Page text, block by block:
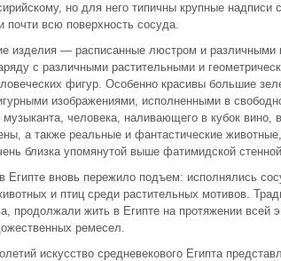
но для него типичны крупные надпи­си
всю поверхность сосуда.
изделия — расписанные люстром и
с различными растительными и
фигур. Особенно красивы большие
изображениями, исполненными в
человека, наливаю­щего в кубок вино,
а также реаль­ные и фантастиче­ские
близка упомянутой выше фатимидской
Египте вновь пережило подъем: исполнялись
и птиц среди растительных мотивов.
продолжали жить в Египте на протяжении всей
ремесел.
ис­кусство средневекового Египта